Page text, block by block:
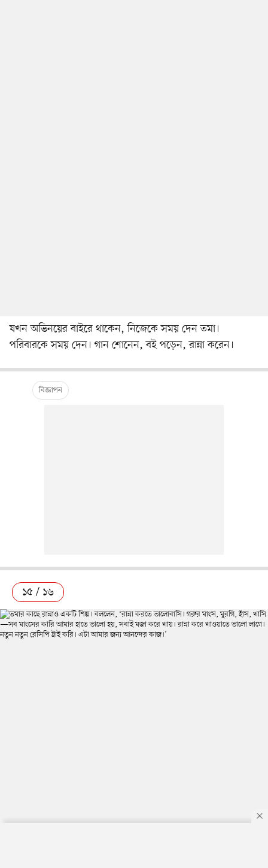
যখন অভিনয়ের বাইরে থাকেন, নিজেকে সময় দেন তমা।
পরিবারকে সময় দেন। গান শোনেন, বই পড়েন, রান্না করেন।
১৫ / ১৬